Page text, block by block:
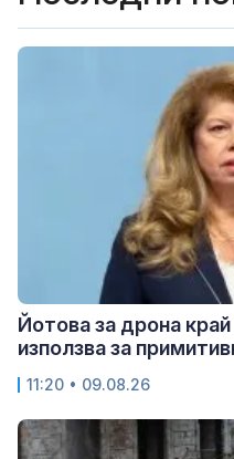
Йотова за дрона
използва за
11:20 • 09.08.26